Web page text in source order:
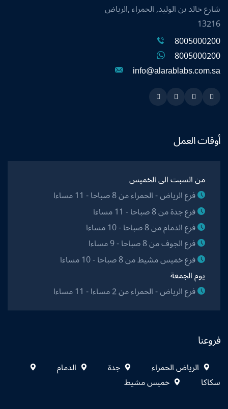
شارع خالد بن الوليد, الحمراء ,الرياض
13216
8005000200
8005000200
info@alarablabs.com.sa
Snapchat
Twitter
Linkedin
Instagram
أوقات العمل
من السبت الى الخميس
فرع الرياض - الحمراء من 8 صباحا - 11 مساءا
فرع جدة من 8 صباحا - 11 مساءا
فرع الدمام من 8 صباحا - 10 مساءا
فرع الجوف من 8 صباحا - 9 مساءا
فرع خميس مشيط من 8 صباحا - 10 مساءا
يوم الجمعة
فرع الرياض - الحمراء من 2 مساءا - 11 مساءا
فروعنا
الرياض الحمراء جدة
الدمام
سكاكا
خميس مشيط